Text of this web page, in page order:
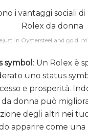
in Oystersteel and gold,
symbol : Un Rolex è
uno status
e prosperità.
da donna può
degli altri nei
apparire come una